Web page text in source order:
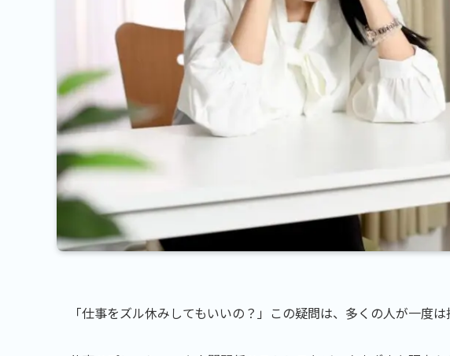
「仕事をズル休みしてもいいの？」この疑問は、多くの人が一度は